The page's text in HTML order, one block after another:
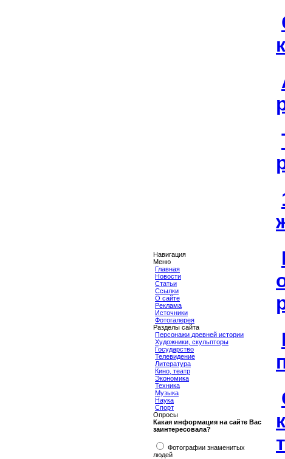
Навигация
Меню
Главная
Новости
Статьи
Ссылки
О сайте
Реклама
Источники
Фотогалерея
Разделы сайта
Персонажи древней истории
Художники, скульпторы
Государство
Телевидение
Литература
Кино, театр
Экономика
Техника
Музыка
Наука
Спорт
Опросы
Какая информация на сайте Вас
заинтересовала?
Фотографии знаменитых
людей